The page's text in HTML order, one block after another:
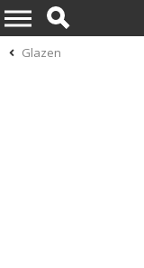
Glazen